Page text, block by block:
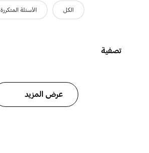
الكل الأسئلة المتكررة
تصفية
عرض المزيد